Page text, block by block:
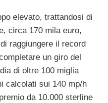
elevato, trattandosi di
circa 170 mila euro,
raggiungere il record
un giro del
di oltre 100 miglia
calcolati sui 140 mp/h
da 10.000 sterline